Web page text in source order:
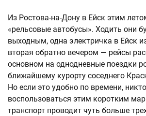
Из Ростова-на-Дону в Ейск этим
«рельсовые автобусы». Ходить они
выходным, одна электричка в Ейск
вторая обратно вечером — рейсы
основном на однодневные поездки
ближайшему курорту соседнего
Но если это удобно по времени,
воспользоваться этим коротким
транспорт проводит чуть больше